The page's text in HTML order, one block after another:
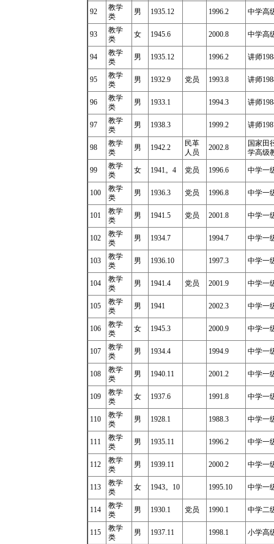
92
教学
类
男 1935.12 1996.2 中学高
93
教学
类
女 1945.6 2000.8 中学高
94
教学
类
男 1935.12 1996.2 讲师
95
教学
类
男 1932.9 党员 1993.8 讲师
96
教学
类
男 1933.1 1994.3 讲师
97
教学
类
男 1938.3 1999.2 讲师
98
教学
类
男 1942.2
民革
人员
2002.8
国家田
学高级
99
教学
类
女 1941。 4 党员 1996.6 中学一
100
教学
类
男 1936.3 党员 1996.8 中学一
101
教学
类
男 1941.5 党员 2001.8 中学一
102
教学
类
男 1934.7 1994.7 中学一
103
教学
类
男 1936.10 1997.3 中学一
104
教学
类
男 1941.4 党员 2001.9 中学一
105
教学
类
男 1941 2002.3 中学一
106
教学
类
女 1945.3 2000.9 中学一
107
教学
类
男 1934.4 1994.9 中学一
108
教学
类
男 1940.11 2001.2 中学一
109
教学
类
女 1937.6 1991.8 中学一
110
教学
类
男 1928.1 1988.3 中学一
111
教学
类
男 1935.11 1996.2 中学一
112
教学
类
男 1939.11 2000.2 中学一
113
教学
类
女 1943。 10 1995.10 中学一
114
教学
类
男 1930.1 党员 1990.1 中学二
115
教学
类
男 1937.11 1998.1 小学高